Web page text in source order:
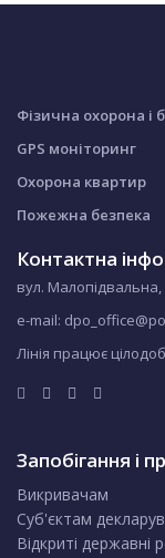
Фізична охорона і
GPS моніторинг
Охорона квартир
Пожежна безпека
Контактна
вул. Малопідвальна,
e-mail:
Лінія працює
Запобігання і
Викривачам
Суб'єктам
Відкриті державні